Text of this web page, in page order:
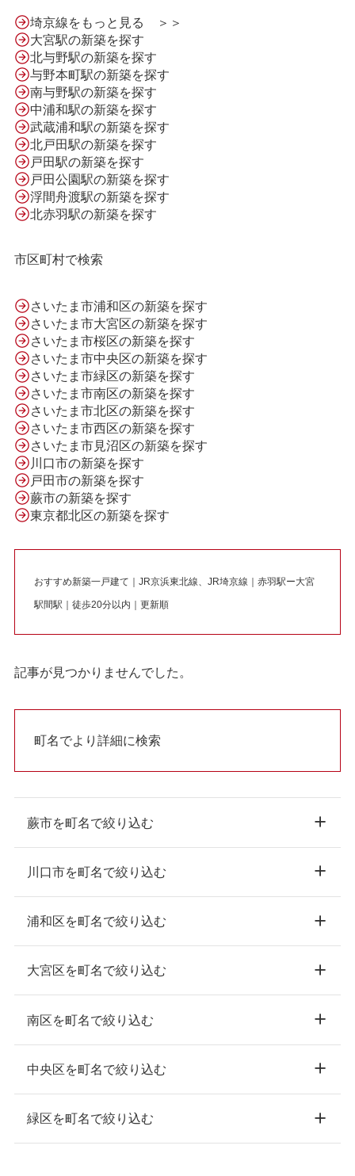
LINE問合せ
メール問合せ
会社案内
利用規約
プライバシーポリシー
サイトマップ
埼京線をもっと見る ＞＞
大宮駅の新築を探す
北与野駅の新築を探す
与野本町駅の新築を探す
南与野駅の新築を探す
中浦和駅の新築を探す
武蔵浦和駅の新築を探す
北戸田駅の新築を探す
戸田駅の新築を探す
戸田公園駅の新築を探す
浮間舟渡駅の新築を探す
北赤羽駅の新築を探す
市区町村で検索
さいたま市浦和区の新築を探す
さいたま市大宮区の新築を探す
さいたま市桜区の新築を探す
さいたま市中央区の新築を探す
さいたま市緑区の新築を探す
さいたま市南区の新築を探す
さいたま市北区の新築を探す
さいたま市西区の新築を探す
さいたま市見沼区の新築を探す
川口市の新築を探す
戸田市の新築を探す
蕨市の新築を探す
東京都北区の新築を探す
おすすめ新築一戸建て｜JR京浜東北線、JR埼京線｜赤羽駅ー大宮
駅間駅｜徒歩20分以内｜更新順
記事が見つかりませんでした。
町名でより詳細に検索
蕨市を町名で絞り込む
川口市を町名で絞り込む
浦和区を町名で絞り込む
大宮区を町名で絞り込む
南区を町名で絞り込む
中央区を町名で絞り込む
緑区を町名で絞り込む